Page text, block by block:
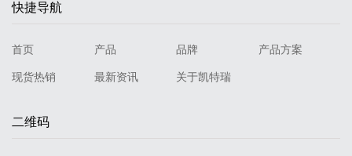
快捷导航
首页 产品 品牌 产品方案
现货热销 最新资讯 关于凯特瑞
二维码